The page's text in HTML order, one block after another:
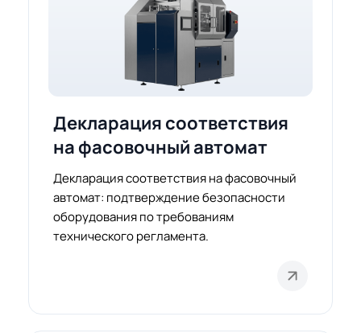
Декларация соответствия
на фасовочный автомат
Декларация соответствия на фасовочный
автомат: подтверждение безопасности
оборудования по требованиям
технического регламента.